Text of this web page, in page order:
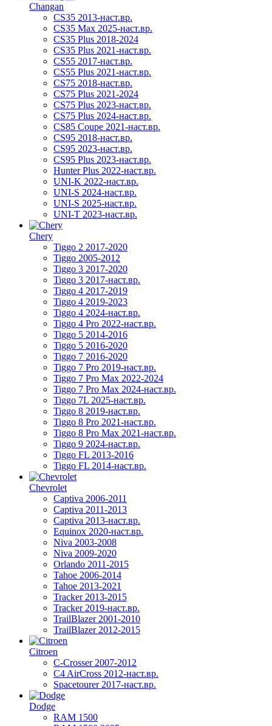
Changan
CS35 2013-наст.вр.
CS35 Max 2025-наст.вр.
CS35 Plus 2018-2024
CS35 Plus 2021-наст.вр.
CS55 2017-наст.вр.
CS55 Plus 2021-наст.вр.
CS75 2018-наст.вр.
CS75 Plus 2021-2024
CS75 Plus 2023-наст.вр.
CS75 Plus 2024-наст.вр.
CS85 Coupe 2021-наст.вр.
CS95 2018-наст.вр.
CS95 2023-наст.вр.
CS95 Plus 2023-наст.вр.
Hunter Plus 2022-наст.вр.
UNI-K 2022-наст.вр.
UNI-S 2024-наст.вр.
UNI-S 2025-наст.вр.
UNI-T 2023-наст.вр.
Chery
Tiggo 2 2017-2020
Tiggo 2005-2012
Tiggo 3 2017-2020
Tiggo 3 2017-наст.вр.
Tiggo 4 2017-2019
Tiggo 4 2019-2023
Tiggo 4 2024-наст.вр.
Tiggo 4 Pro 2022-наст.вр.
Tiggo 5 2014-2016
Tiggo 5 2016-2020
Tiggo 7 2016-2020
Tiggo 7 Pro 2019-наст.вр.
Tiggo 7 Pro Max 2022-2024
Tiggo 7 Pro Max 2024-наст.вр.
Tiggo 7L 2025-наст.вр.
Tiggo 8 2019-наст.вр.
Tiggo 8 Pro 2021-наст.вр.
Tiggo 8 Pro Max 2021-наст.вр.
Tiggo 9 2024-наст.вр.
Tiggo FL 2013-2016
Tiggo FL 2014-наст.вр.
Chevrolet
Captiva 2006-2011
Captiva 2011-2013
Captiva 2013-наст.вр.
Equinox 2020-наст.вр.
Niva 2003-2008
Niva 2009-2020
Orlando 2011-2015
Tahoe 2006-2014
Tahoe 2013-2021
Tracker 2013-2015
Tracker 2019-наст.вр.
TrailBlazer 2001-2010
TrailBlazer 2012-2015
Citroen
C-Crosser 2007-2012
C4 AirCross 2012-наст.вр.
Spacetourer 2017-наст.вр.
Dodge
RAM 1500